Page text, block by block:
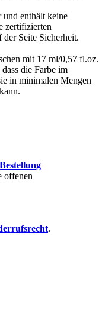
enthält keine
zertifizierten
der Seite Sicherheit.
mit 17 ml/0,57 fl.oz.
die Farbe im
in minimalen Mengen
Bestellung
offenen
.